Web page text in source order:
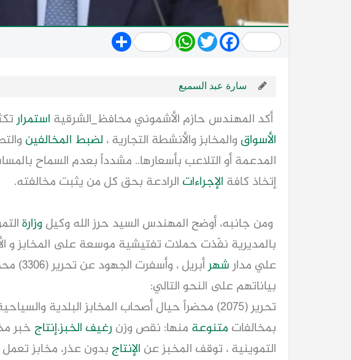
Share WhatsApp
TwitterFacebook
سارة عبد السميع
أكد المهندس حازم الأشموني محافظ_الشرقية استمرار
الأسواق والمخابز والأنشطة التجارية ، لضبط المخالفين
المدعمة أو التلاعب بأسعارها.. مشدداً بعدم السماح
إتخاذ كافة الإجراءات الرادعة بحق كل من يثبت مخالفته.
ومن جانبه، أوضح المهندس السيد حرز الله وكيلوزارة
بالمديرية نفّذت حملات تفتيشية موسعة على المخابز و
علي مدارشهر
أبريل ،
بياناتهم على النحو التالي:
تحرير (٢٠٧٥) محضراً حيال أصحاب المخابز البلدية
بمخالفات متنوعة منها: نقص وزن رغيف الخبز،إنتاج خبر
التموينية ، توقف المخبز عن الإنتاج بدون عذر، مخابز